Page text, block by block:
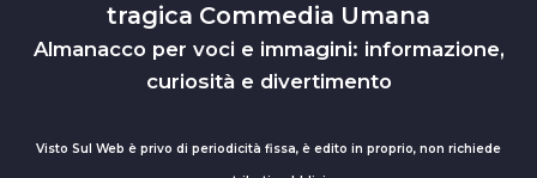
tragica Commedia Umana
Almanacco per voci e immagini: informazione,
curiosità e divertimento
Visto Sul Web è privo di periodicità fissa, è edito in proprio, non richiede